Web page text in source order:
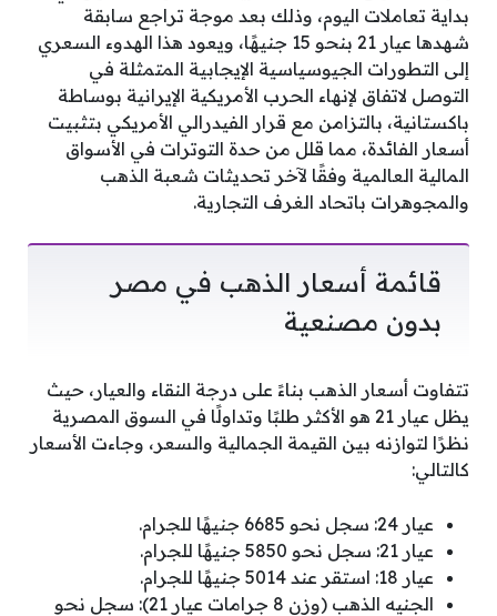
بداية تعاملات اليوم، وذلك بعد موجة تراجع سابقة
شهدها عيار 21 بنحو 15 جنيهًا، ويعود هذا الهدوء السعري
إلى التطورات الجيوسياسية الإيجابية المتمثلة في
التوصل لاتفاق لإنهاء الحرب الأمريكية الإيرانية بوساطة
باكستانية، بالتزامن مع قرار الفيدرالي الأمريكي بتثبيت
أسعار الفائدة، مما قلل من حدة التوترات في الأسواق
المالية العالمية وفقًا لآخر تحديثات شعبة الذهب
والمجوهرات باتحاد الغرف التجارية.
قائمة أسعار الذهب في مصر
بدون مصنعية
تتفاوت أسعار الذهب بناءً على درجة النقاء والعيار، حيث
يظل عيار 21 هو الأكثر طلبًا وتداولًا في السوق المصرية
نظرًا لتوازنه بين القيمة الجمالية والسعر، وجاءت الأسعار
كالتالي:
عيار 24: سجل نحو 6685 جنيهًا للجرام.
عيار 21: سجل نحو 5850 جنيهًا للجرام.
عيار 18: استقر عند 5014 جنيهًا للجرام.
الجنيه الذهب (وزن 8 جرامات عيار 21): سجل نحو